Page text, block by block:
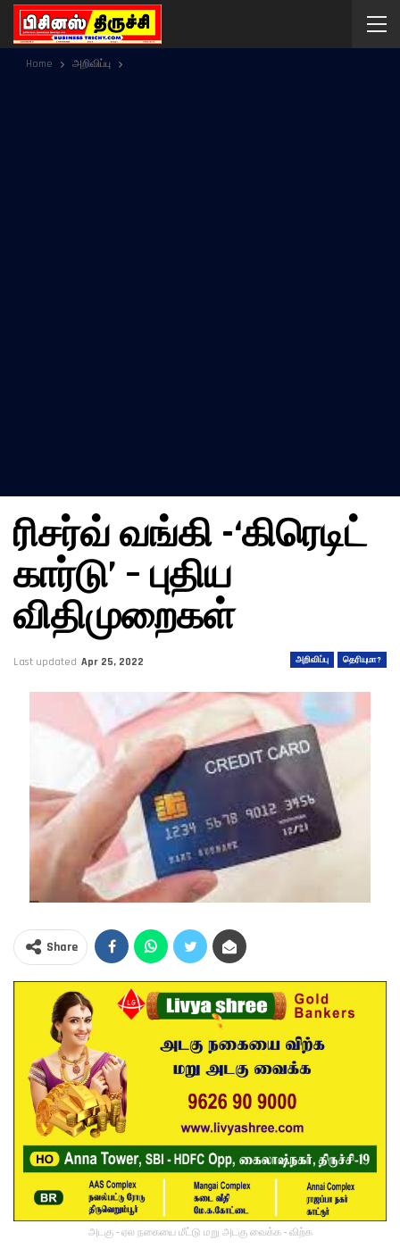
Home அறிவிப்பு
ரிசர்வ் வங்கி -‘கிரெடிட்
கார்டு’ – புதிய
விதிமுறைகள்
அறிவிப்பு தெரியுமா?
Last updated Apr 25, 2022
Share
அடகு - ஏல நகையை மீட்டு மறு அடகு வைக்க - விற்க